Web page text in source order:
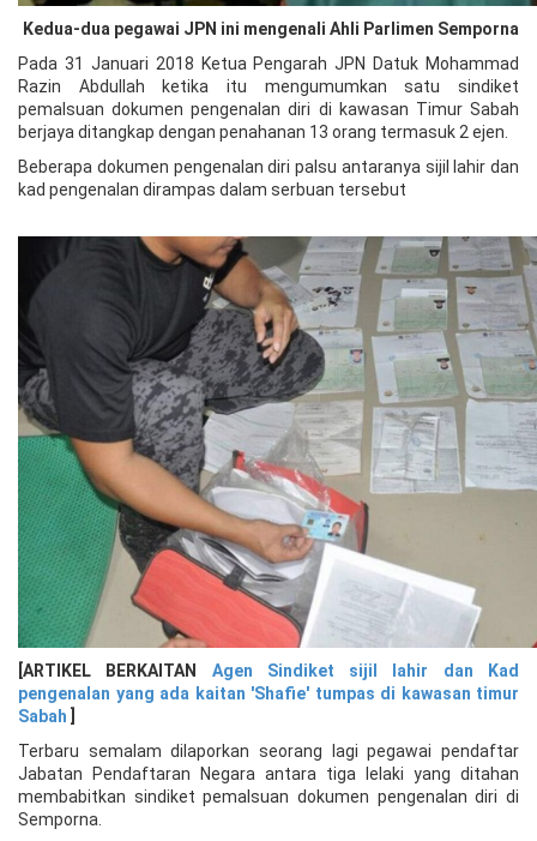
Kedua-dua pegawai JPN ini mengenali Ahli Parlimen Semporna
Pada 31 Januari 2018 Ketua Pengarah JPN Datuk Mohammad
Razin Abdullah ketika itu mengumumkan satu sindiket
pemalsuan dokumen pengenalan diri di kawasan Timur Sabah
berjaya ditangkap dengan penahanan 13 orang termasuk 2 ejen.
Beberapa dokumen pengenalan diri palsu antaranya sijil lahir dan
kad pengenalan dirampas dalam serbuan tersebut
[ARTIKEL BERKAITAN Agen Sindiket sijil lahir dan Kad
pengenalan yang ada kaitan 'Shafie' tumpas di kawasan timur
Sabah
Terbaru semalam dilaporkan seorang lagi pegawai pendaftar
Jabatan Pendaftaran Negara antara tiga lelaki yang ditahan
membabitkan sindiket pemalsuan dokumen pengenalan diri di
Semporna.